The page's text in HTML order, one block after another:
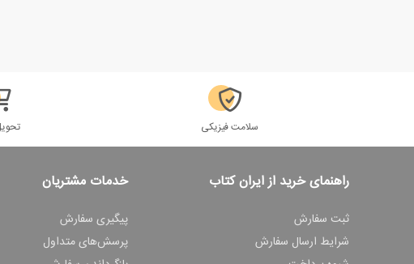
سلامت فیزیکی
راهنمای خرید از ایران کتاب
ثبت سفارش
شرایط ارسال سفارش
خدمات مشتریان
پیگیری سفارش
پرسش‌های متداول